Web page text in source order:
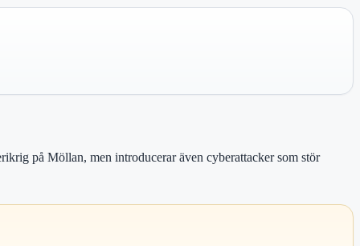
på Möllan, men introducerar även cyberattacker som stör